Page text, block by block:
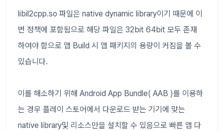
libil2cpp.so 파일은 native dynamic library이기 때문에 이
번 정책에 포함됨으로 해당 파일은 32bit 64bit 모두 존재
하여야 함으로 앱 Build 시 앱 패키지의 용량이 커짐을 볼 수
있습니다.
이를 해소하기 위해 Android App Bundle( AAB )를 이용하
는 경우 플레이 스토어에서 다운로드 받는 기기에 맞는
native library및 리소스만을 설치할 수 있음으로 빠른 앱 다